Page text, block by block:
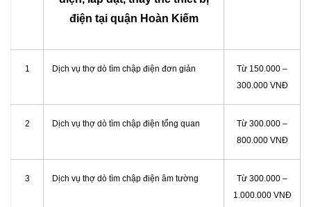
điện tại quận Hoàn Kiếm
1 Dịch vụ thợ dò tìm chập điện đơn giản
Từ 150.000 –
300.000 VNĐ
2 Dịch vụ thợ dò tìm chập điện tổng quan
Từ 300.000 –
800.000 VNĐ
3 Dịch vụ thợ dò tìm chập điện âm tường
Từ 300.000 –
1.000.000 VNĐ